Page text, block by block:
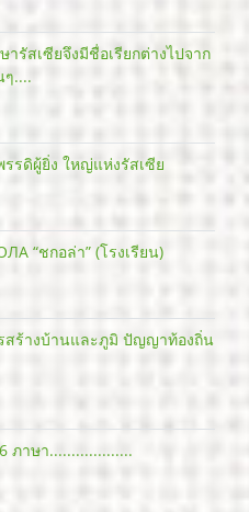
ารัสเซียจึงมีชื่อเรียกต่างไปจาก
....
รดิผู้ยิ่ง ใหญ่แห่งรัสเซีย
“ชกอล่า” (โรงเรียน)
สร้างบ้านและภูมิ ปัญญาท้องถิ่น
ภาษา...................